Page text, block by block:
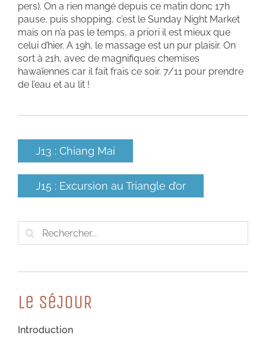
pers). On a rien mangé depuis ce matin donc 17h
pause, puis shopping, c’est le Sunday Night Market
mais on n’a pas le temps, a priori il est mieux que
celui d’hier. A 19h, le massage est un pur plaisir. On
sort à 21h, avec de magnifiques chemises
hawaïennes car il fait frais ce soir. 7/11 pour prendre
de l’eau et au lit !
J13 : Chiang Mai
J15 : Excursion au Triangle d’or
Rechercher:
Le SéJOUR
Introduction